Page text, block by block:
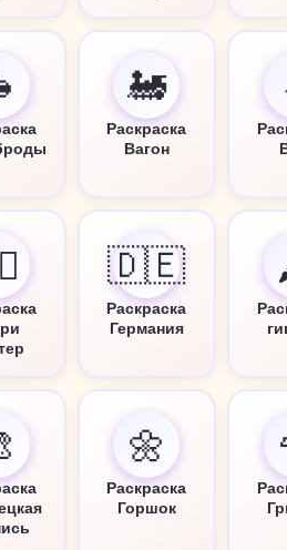
🚂
Раскраска
Вагон
🇩🇪
Раскраска
Германия
🌼
Раскраска
Горшок